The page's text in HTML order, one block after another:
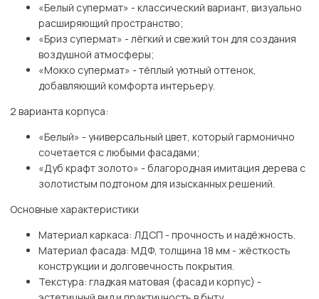
«Белый супермат» - классический вариант, визуально
расширяющий пространство;
«Бриз супермат» - лёгкий и свежий тон для создания
воздушной атмосферы;
«Мокко супермат» - тёплый уютный оттенок,
добавляющий комфорта интерьеру.
2 варианта корпуса:
«Белый» - универсальный цвет, который гармонично
сочетается с любыми фасадами;
«Дуб крафт золото» - благородная имитация дерева с
золотистым подтоном для изысканных решений.
Основные характеристики
Материал каркаса: ЛДСП - прочность и надёжность.
Материал фасада: МДФ, толщина 18 мм - жёсткость
конструкции и долговечность покрытия.
Текстура: гладкая матовая (фасад и корпус) -